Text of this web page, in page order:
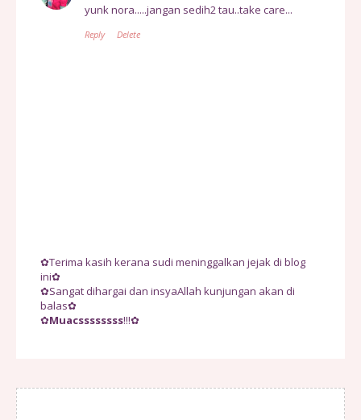
yunk nora.....jangan sedih2 tau..take care...
Reply Delete
✿Terima kasih kerana sudi meninggalkan jejak di blog
ini✿
✿Sangat dihargai dan insyaAllah kunjungan akan di
balas✿
✿Muacssssssss!!!✿